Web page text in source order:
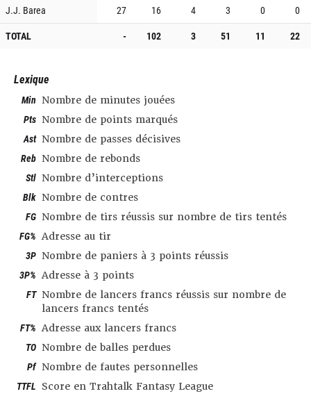
J.J. Barea
27 16 4 3 0
0
TOTAL
- 102 3 51 11 22
Lexique
Min Nombre de minutes jouées
Pts Nombre de points marqués
Ast Nombre de passes décisives
Reb Nombre de rebonds
Stl Nombre d’interceptions
Blk Nombre de contres
FG Nombre de tirs réussis sur nombre de tirs tentés
FG% Adresse au tir
3P Nombre de paniers à 3 points réussis
3P% Adresse à 3 points
FT Nombre de lancers francs réussis sur nombre de
lancers francs tentés
FT% Adresse aux lancers francs
TO Nombre de balles perdues
Pf Nombre de fautes personnelles
TTFL Score en Trahtalk Fantasy League